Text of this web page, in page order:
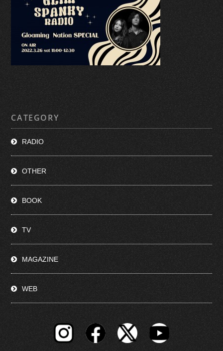
CATEGORY
RADIO
OTHER
BOOK
TV
MAGAZINE
WEB